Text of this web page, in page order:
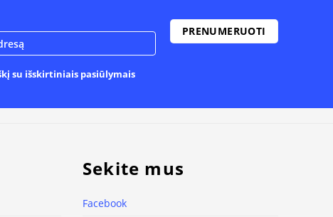
su išskirtiniais pasiūlymais
Sekite mus
Facebook